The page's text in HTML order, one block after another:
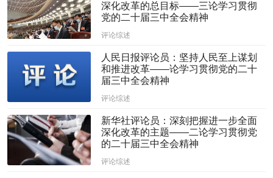
深化改革的总目标——三论学习贯彻
党的二十届三中全会精神
评论综述
人民日报评论员：坚持人民至上谋划
和推进改革——论学习贯彻党的二十
届三中全会精神
评论综述
新华社评论员：深刻把握进一步全面
深化改革的主题——二论学习贯彻党
的二十届三中全会精神
评论综述